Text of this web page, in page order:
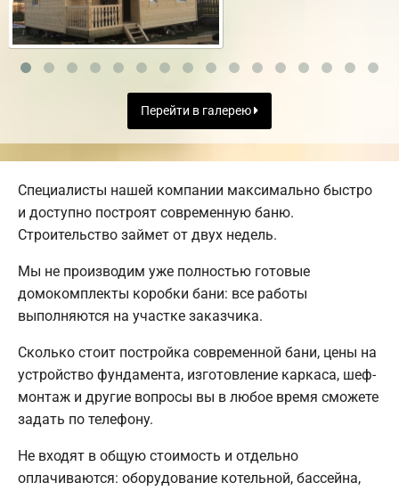
Перейти в галерею
Специалисты нашей компании максимально быстро
и доступно построят современную баню.
Строительство займет от двух недель.
Мы не производим уже полностью готовые
домокомплекты коробки бани: все работы
выполняются на участке заказчика.
Сколько стоит постройка современной бани, цены на
устройство фундамента, изготовление каркаса, шеф-
монтаж и другие вопросы вы в любое время сможете
задать по телефону.
Не входят в общую стоимость и отдельно
оплачиваются: оборудование котельной, бассейна,